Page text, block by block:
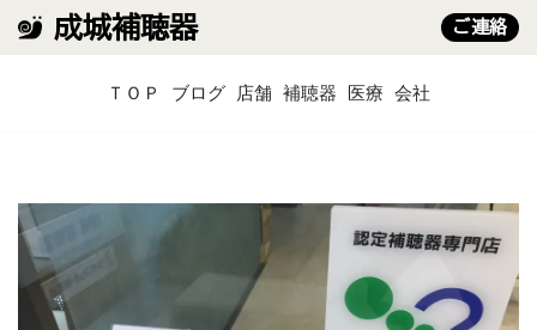
へ
ス
キ
成城補聴器 ご連絡
ＴＯＰ ブログ 店舗 補聴器 医療 会社